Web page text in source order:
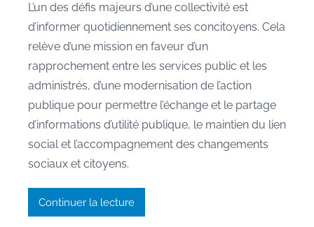
r
P
e
g
g
y
G
a
L’un des défis majeurs d’une collectivité est
d’informer quotidiennement ses concitoyens. Cela
relève d’une mission en faveur d’un
rapprochement entre les services public et les
administrés, d’une modernisation de l’action
publique pour permettre l’échange et le partage
d’informations d’utilité publique, le maintien du lien
social et l’accompagnement des changements
sociaux et citoyens.
Continuer la lecture